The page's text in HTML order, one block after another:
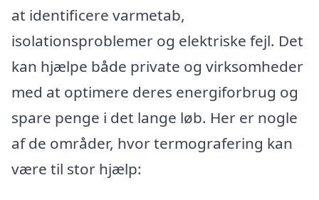
at identificere varmetab,
isolationsproblemer og elektriske fejl. Det
kan hjælpe både private og virksomheder
med at optimere deres energiforbrug og
spare penge i det lange løb. Her er nogle
af de områder, hvor termografering kan
være til stor hjælp: